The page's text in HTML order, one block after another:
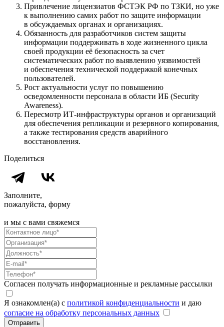
Привлечение лицензиатов ФСТЭК РФ по ТЗКИ, но уже
к выполнению самих работ по защите информации
в обсуждаемых органах и организациях.
Обязанность для разработчиков систем защиты
информации поддерживать в ходе жизненного цикла
своей продукции её безопасность за счет
систематических работ по выявлению уязвимостей
и обеспечения технической поддержкой конечных
пользователей.
Рост актуальности услуг по повышению
осведомленности персонала в области ИБ (Security
Awareness).
Пересмотр ИТ-инфраструктуры органов и организаций
для обеспечения репликации и резервного копирования,
а также тестирования средств аварийного
восстановления.
Поделиться
Заполните,
пожалуйста, форму
и мы с вами свяжемся
Согласен получать информационные и рекламные рассылки
Я ознакомлен(а) с политикой конфиденциальности и даю
согласие на обработку персональных данных
Отправить